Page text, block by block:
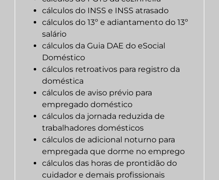
cálculos do INSS e INSS atrasado
cálculos do 13º e adiantamento do 13º
salário
cálculos da Guia DAE do eSocial
Doméstico
cálculos retroativos para registro da
doméstica
cálculos de aviso prévio para
empregado doméstico
cálculos da jornada reduzida de
trabalhadores domésticos
cálculos de adicional noturno para
empregada que dorme no emprego
cálculos das horas de prontidão do
cuidador e demais profissionais